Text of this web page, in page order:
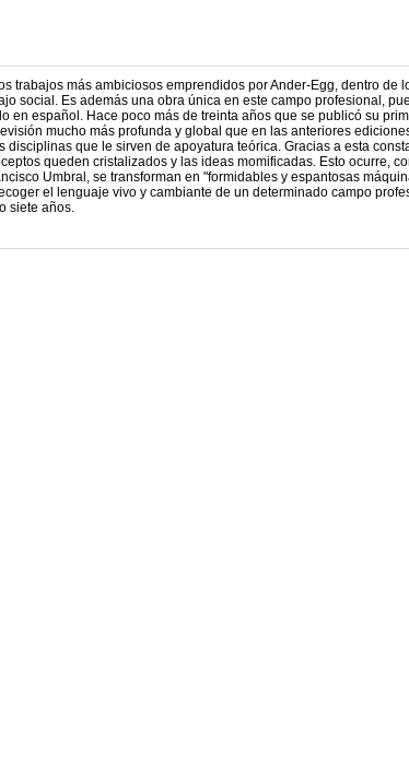
trabajos más ambiciosos emprendidos por Ander-Egg, dentro de
social. Es además una obra única en este campo profesional,
en español. Hace poco más de treinta años que se publicó su
mucho más profunda y global que en las anteriores
que le sirven de apoyatura teórica. Gracias a esta
queden cristalizados y las ideas momificadas. Esto ocurre,
Umbral, se transforman en "formidables y espantosas
el lenguaje vivo y cambiante de un determinado campo
siete años.